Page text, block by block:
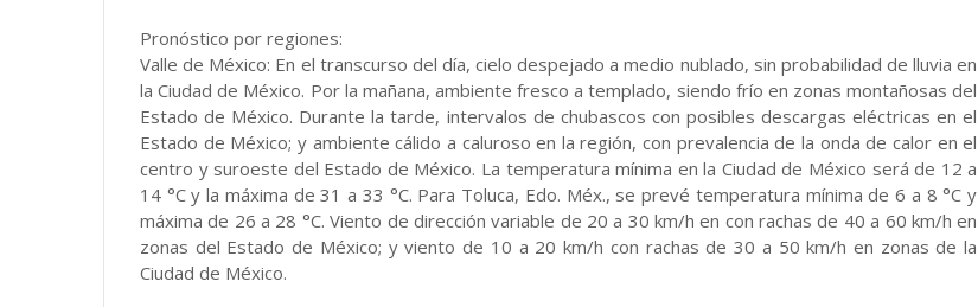
Pronóstico por regiones:
Valle de México: En el transcurso del día, cielo despejado a medio nublado, sin probabilidad de lluvia en
la Ciudad de México. Por la mañana, ambiente fresco a templado, siendo frío en zonas montañosas del
Estado de México. Durante la tarde, intervalos de chubascos con posibles descargas eléctricas en el
Estado de México; y ambiente cálido a caluroso en la región, con prevalencia de la onda de calor en el
centro y suroeste del Estado de México. La temperatura mínima en la Ciudad de México será de 12 a
14 °C y la máxima de 31 a 33 °C. Para Toluca, Edo. Méx., se prevé temperatura mínima de 6 a 8 °C y
máxima de 26 a 28 °C. Viento de dirección variable de 20 a 30 km/h en con rachas de 40 a 60 km/h en
zonas del Estado de México; y viento de 10 a 20 km/h con rachas de 30 a 50 km/h en zonas de la
Ciudad de México.